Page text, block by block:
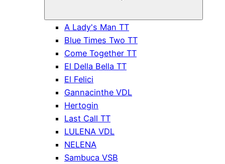
A Lady's Man TT
Blue Times Two TT
Come Together TT
El Della Bella TT
El Felici
Gannacinthe VDL
Hertogin
Last Call TT
LULENA VDL
NELENA
Sambuca VSB